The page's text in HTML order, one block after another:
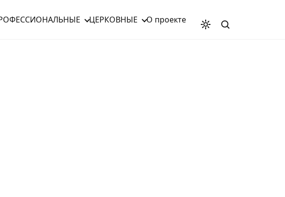
ЦЕРКОВНЫЕ О проекте